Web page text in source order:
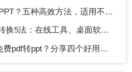
种高效方法，适用不同场景全解析！
在线工具、桌面软件和PPT插件的优劣！
转ppt？分享四个好用的转换工具！